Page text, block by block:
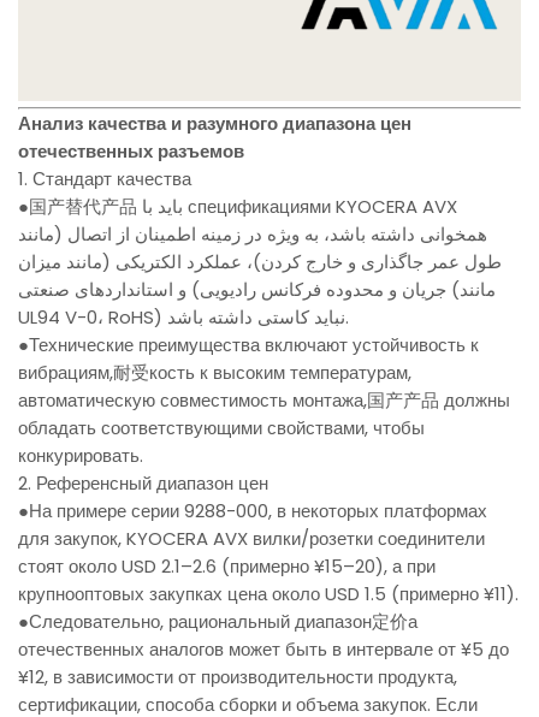
Анализ качества и разумного диапазона цен
отечественных разъемов
1. Стандарт качества
●国产替代产品 باید با спецификациями KYOCERA AVX
همخوانی داشته باشد، به ویژه در زمینه اطمینان از اتصال (مانند
طول عمر جاگذاری و خارج کردن)، عملکرد الکتریکی (مانند میزان
جریان و محدوده فرکانس رادیویی) و استانداردهای صنعتی (مانند
UL94 V-0، RoHS) نباید کاستی داشته باشد.
●Технические преимущества включают устойчивость к
вибрациям,耐受кость к высоким температурам,
автоматическую совместимость монтажа,国产产品 должны
обладать соответствующими свойствами, чтобы
конкурировать.
2. Референсный диапазон цен
●На примере серии 9288-000, в некоторых платформах
для закупок, KYOCERA AVX вилки/розетки соединители
стоят около USD 2.1–2.6 (примерно ¥15–20), а при
крупнооптовых закупках цена около USD 1.5 (примерно ¥11).
●Следовательно, рациональный диапазон定价а
отечественных аналогов может быть в интервале от ¥5 до
¥12, в зависимости от производительности продукта,
сертификации, способа сборки и объема закупок. Если